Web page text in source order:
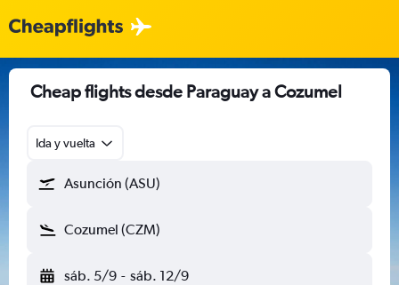
Cheap flights desde Paraguay a Cozumel
Ida y vuelta
Asunción (ASU)
Cozumel (CZM)
sáb. 5/9 - sáb. 12/9